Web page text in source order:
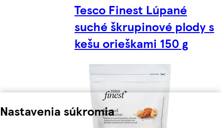
Nastavenia súkromia
Tesco Finest Lúpané
suché škrupinové plody s
kešu orieškami 150 g